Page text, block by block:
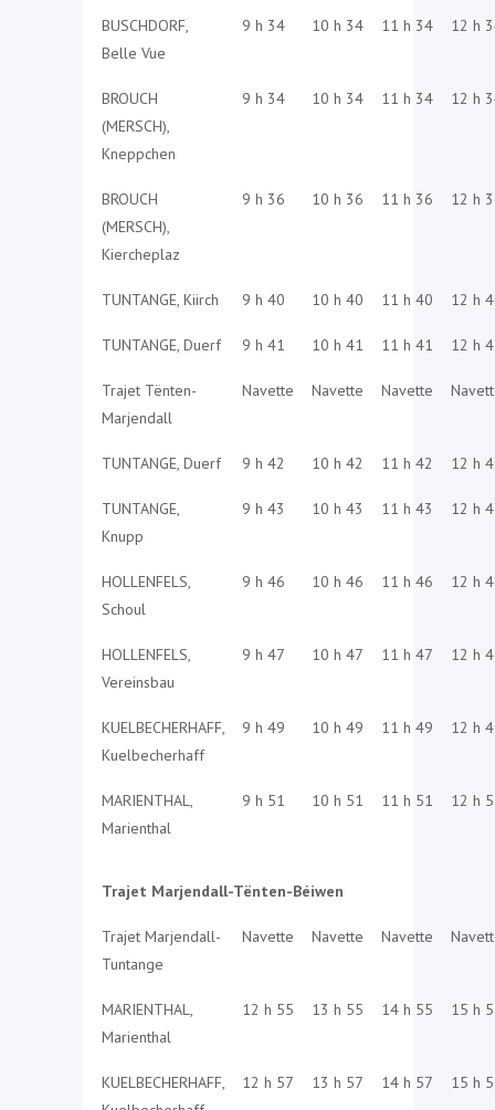
BUSCHDORF,
Belle Vue
9 h 34 10 h 34 11 h 34 12 h
BROUCH
(MERSCH),
Kneppchen
9 h 34 10 h 34 11 h 34 12 h
BROUCH
(MERSCH),
Kiercheplaz
9 h 36 10 h 36 11 h 36 12 h
TUNTANGE, Kiirch 9 h 40 10 h 40 11 h 40 12 h
TUNTANGE, Duerf 9 h 41 10 h 41 11 h 41 12 h
Trajet Tënten-
Marjendall
Navette Navette Navette
TUNTANGE, Duerf 9 h 42 10 h 42 11 h 42 12 h
TUNTANGE,
Knupp
9 h 43 10 h 43 11 h 43 12 h
HOLLENFELS,
Schoul
9 h 46 10 h 46 11 h 46 12 h
HOLLENFELS,
Vereinsbau
9 h 47 10 h 47 11 h 47 12 h
KUELBECHERHAFF,
Kuelbecherhaff
9 h 49 10 h 49 11 h 49 12 h
MARIENTHAL,
Marienthal
9 h 51 10 h 51 11 h 51 12 h
Trajet Marjendall-Tënten-Béiwen
Trajet Marjendall-
Tuntange
Navette Navette Navette
MARIENTHAL,
Marienthal
12 h 55 13 h 55 14 h 55 15 h
KUELBECHERHAFF,
12 h 57 13 h 57 14 h 57 15 h